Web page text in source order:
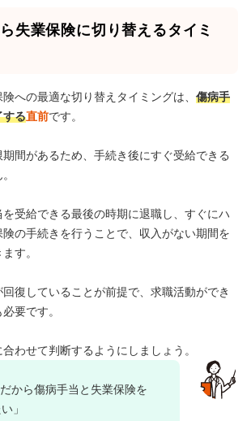
失業保険に切り替えるタイミ
への最適な切り替えタイミングは、 傷病手
する直前です。
間があるため、手続き後にすぐ受給できる
受給できる最後の時期に退職し、すぐにハ
の手続きを行うことで、収入がない期間を
す。
復していることが前提で、求職活動ができ
要です。
わせて判断するようにしましょう。
だから傷病手当と失業保険を
」